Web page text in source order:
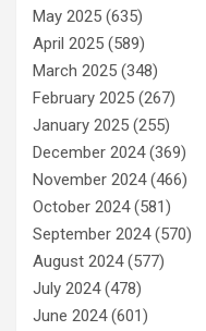
May 2025 (635)
April 2025 (589)
March 2025 (348)
February 2025 (267)
January 2025 (255)
December 2024(369)
November 2024(466)
October 2024(581)
September 2024(570)
August 2024(577)
July 2024(478)
June 2024(601)